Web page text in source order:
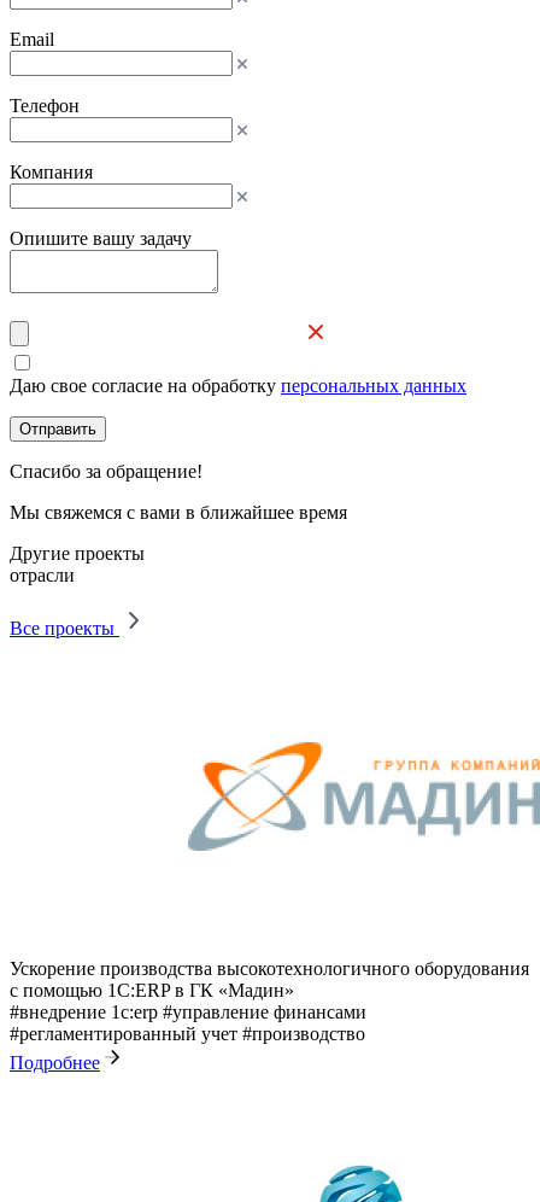
Email
Телефон
Компания
Опишите вашу задачу
Даю свое согласие на обработку персональных данных
Отправить
Спасибо за обращение!
Мы свяжемся с вами в ближайшее время
Другие проекты
отрасли
Все проекты
Ускорение производства высокотехнологичного оборудования
с помощью 1С:ERP в ГК «Мадин»
#внедрение 1с:erp #управление финансами
#регламентированный учет #производство
Подробнее